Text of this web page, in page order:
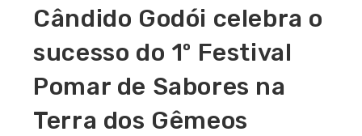
Cândido Godói celebra o
sucesso do 1º Festival
Pomar de Sabores na
Terra dos Gêmeos